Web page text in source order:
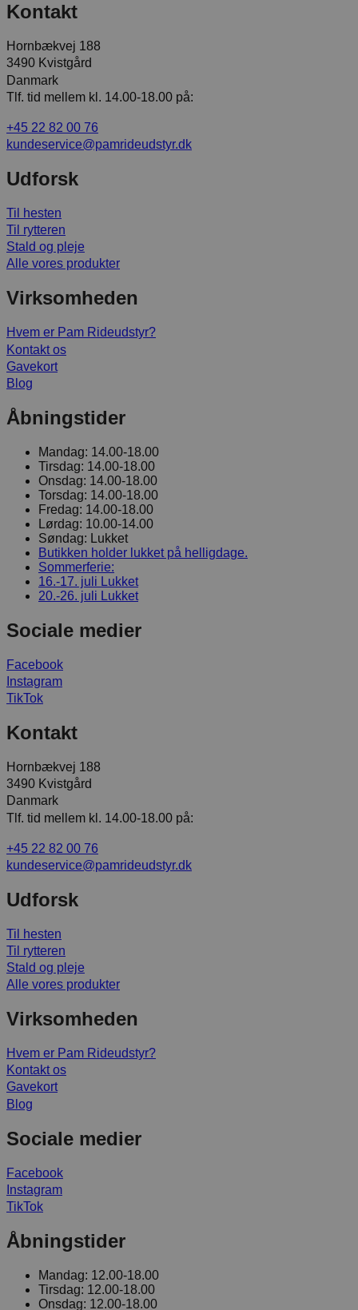
Kontakt
Hornbækvej 188
3490 Kvistgård
Danmark
Tlf. tid mellem kl. 14.00-18.00 på:
+45 22 82 00 76
kundeservice@pamrideudstyr.dk
Udforsk
Til hesten
Til rytteren
Stald og pleje
Alle vores produkter
Virksomheden
Hvem er Pam Rideudstyr?
Kontakt os
Gavekort
Blog
Åbningstider
Mandag: 14.00-18.00
Tirsdag: 14.00-18.00
Onsdag: 14.00-18.00
Torsdag: 14.00-18.00
Fredag: 14.00-18.00
Lørdag: 10.00-14.00
Søndag: Lukket
Butikken holder lukket på helligdage.
Sommerferie:
16.-17. juli Lukket
20.-26. juli Lukket
Sociale medier
Facebook
Instagram
TikTok
Kontakt
Hornbækvej 188
3490 Kvistgård
Danmark
Tlf. tid mellem kl. 14.00-18.00 på:
+45 22 82 00 76
kundeservice@pamrideudstyr.dk
Udforsk
Til hesten
Til rytteren
Stald og pleje
Alle vores produkter
Virksomheden
Hvem er Pam Rideudstyr?
Kontakt os
Gavekort
Blog
Sociale medier
Facebook
Instagram
TikTok
Åbningstider
Mandag: 12.00-18.00
Tirsdag: 12.00-18.00
Onsdag: 12.00-18.00